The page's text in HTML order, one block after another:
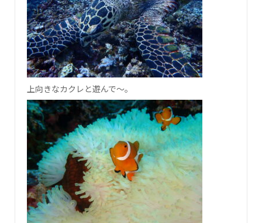
上向きなカクレと遊んで～。